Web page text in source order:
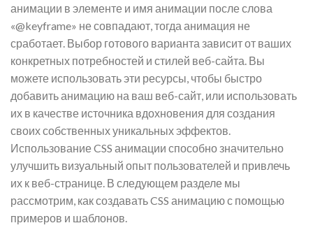
анимации в элементе и имя анимации после слова
«@keyframe» не совпадают, тогда анимация не
сработает. Выбор готового варианта зависит от ваших
конкретных потребностей и стилей веб-сайта. Вы
можете использовать эти ресурсы, чтобы быстро
добавить анимацию на ваш веб-сайт, или использовать
их в качестве источника вдохновения для создания
своих собственных уникальных эффектов.
Использование CSS анимации способно значительно
улучшить визуальный опыт пользователей и привлечь
их к веб-странице. В следующем разделе мы
рассмотрим, как создавать CSS анимацию с помощью
примеров и шаблонов.